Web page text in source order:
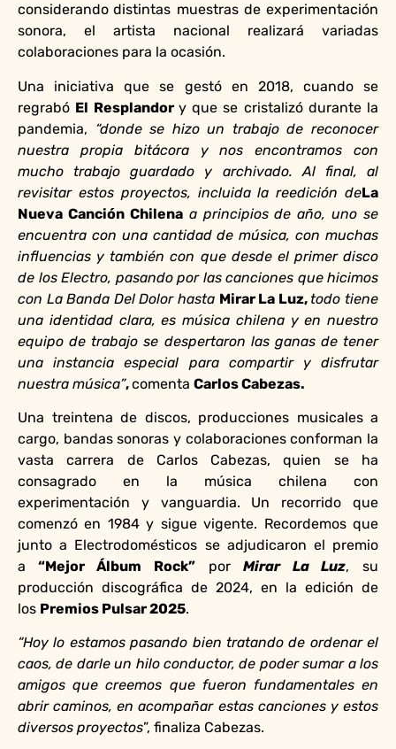
considerando distintas muestras de experimentación
sonora, el artista nacional realizará variadas
colaboraciones para la ocasión.
Una iniciativa que se gestó en 2018, cuando se
regrabó El Resplandor y que se cristalizó durante la
pandemia, “donde se hizo un trabajo de reconocer
nuestra propia bitácora y nos encontramos con
mucho trabajo guardado y archivado. Al final, al
revisitar estos proyectos, incluida la reedición deLa
Nueva Canción Chilenaa principios de año, uno se
encuentra con una cantidad de música, con muchas
influencias y también con que desde el primer disco
de los Electro, pasando por las canciones que hicimos
con La Banda Del Dolor hasta Mirar La Luz,todo tiene
una identidad clara, es música chilena y en nuestro
equipo de trabajo se despertaron las ganas de tener
una instancia especial para compartir y disfrutar
nuestra música”,comenta Carlos Cabezas.
Una treintena de discos, producciones musicales a
cargo, bandas sonoras y colaboraciones conforman la
vasta carrera de Carlos Cabezas, quien se ha
consagrado en la música chilena con
experimentación y vanguardia. Un recorrido que
comenzó en 1984 y sigue vigente. Recordemos que
junto a Electrodomésticos se adjudicaron el premio
a “Mejor Álbum Rock”porMirar La Luz, su
producción discográfica de 2024, en la edición de
los Premios Pulsar 2025.
“Hoy lo estamos pasando bien tratando de ordenar el
caos, de darle un hilo conductor, de poder sumar a los
amigos que creemos que fueron fundamentales en
abrir caminos, en acompañar estas canciones y estos
diversos proyectos”, finaliza Cabezas.